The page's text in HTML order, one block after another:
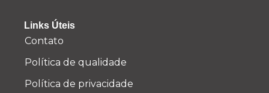
Links Úteis
Contato
Política de qualidade
Política de privacidade